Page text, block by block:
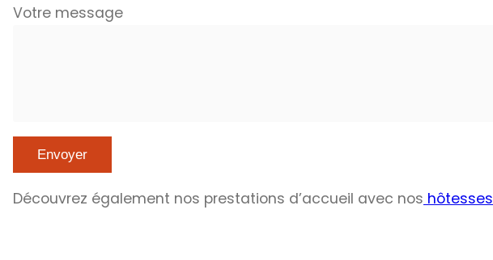
Votre message
Découvrez également nos prestations d’accueil avec nos hôtesses